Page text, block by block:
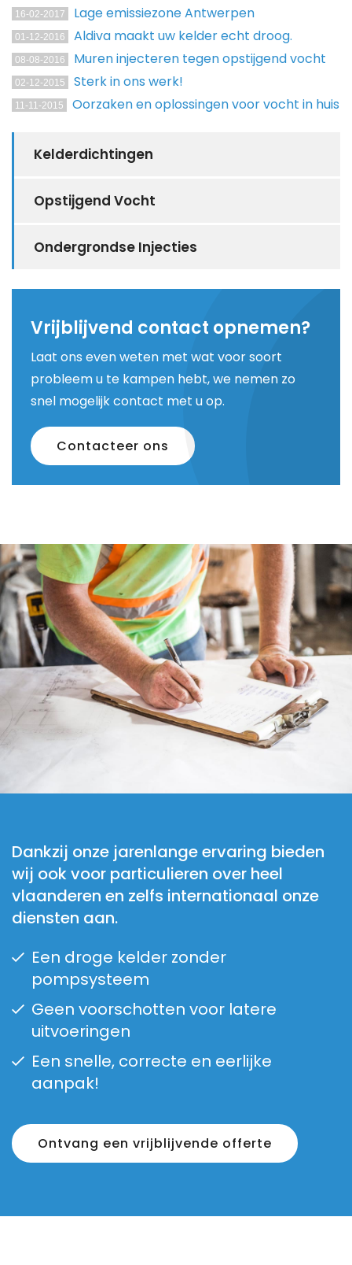
16-02-2017 Lage emissiezone Antwerpen
01-12-2016 Aldiva maakt uw kelder echt droog.
08-08-2016 Muren injecteren tegen opstijgend vocht
02-12-2015 Sterk in ons werk!
11-11-2015 Oorzaken en oplossingen voor vocht in huis
Kelderdichtingen
Opstijgend Vocht
Ondergrondse Injecties
Vrijblijvend contact opnemen?
Laat ons even weten met wat voor soort
probleem u te kampen hebt, we nemen zo
snel mogelijk contact met u op.
Contacteer ons
Dankzij onze jarenlange ervaring bieden
wij ook voor particulieren over heel
vlaanderen en zelfs internationaal onze
diensten aan.
Een droge kelder zonder
pompsysteem
Geen voorschotten voor latere
uitvoeringen
Een snelle, correcte en eerlijke
aanpak!
Ontvang een vrijblijvende offerte